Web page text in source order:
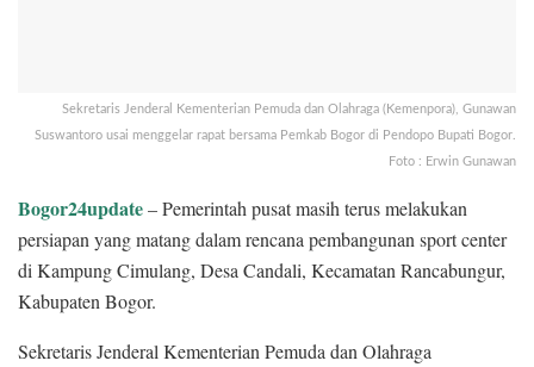
Sekretaris Jenderal Kementerian Pemuda dan Olahraga (Kemenpora), Gunawan
Suswantoro usai menggelar rapat bersama Pemkab Bogor di Pendopo Bupati Bogor.
Foto : Erwin Gunawan
Bogor24update– Pemerintah pusat masih terus melakukan
persiapan yang matang dalam rencana pembangunan sport center
di Kampung Cimulang, Desa Candali, Kecamatan Rancabungur,
Kabupaten Bogor.
Sekretaris Jenderal Kementerian Pemuda dan Olahraga